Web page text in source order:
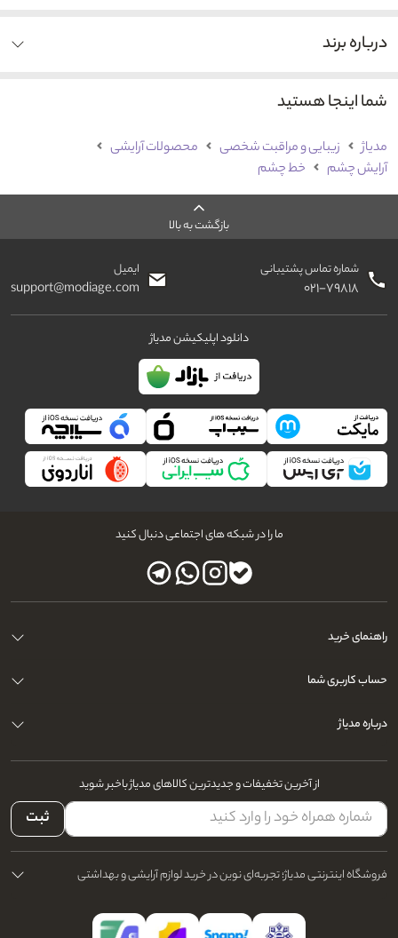
درباره برند
شما اینجا هستید
مدیاژ زیبایی و مراقبت شخصی
محصولات آرایشی
آرایش چشم
خط چشم
بازگشت به بالا
شماره تماس پشتیبانی
۰۲۱-۷۹۸۱۸
ایمیل
support@modiage.com
دانلود اپلیکیشن مدیاژ
ما را در شبکه های اجتماعی دنبال کنید
راهنمای خرید
حساب کاربری شما
درباره مدیاژ
از آخرین تخفیفات و جدیدترین کالاهای مدیاژ باخبر شوید
ثبت
فروشگاه اینترنتی مدیاژ؛ تجربه‌ای نوین در خرید لوازم آرایشی و بهداشتی